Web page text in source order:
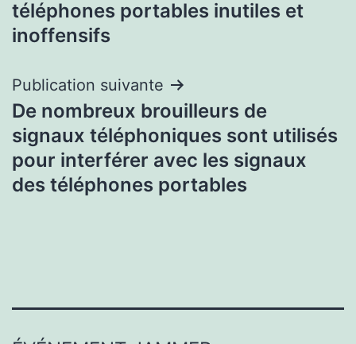
l’article
téléphones portables inutiles et
inoffensifs
Publication suivante
De nombreux brouilleurs de
signaux téléphoniques sont utilisés
pour interférer avec les signaux
des téléphones portables